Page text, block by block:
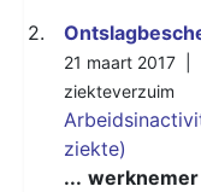
2.
21 maart 2017 |
ziekteverzuim
ziekte)
... werknemer